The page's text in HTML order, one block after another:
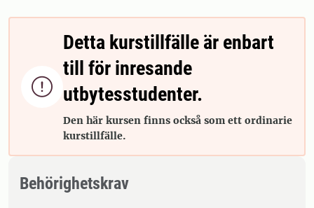

Detta kurstillfälle är enbart
till för inresande
utbytesstudenter.
Den här kursen finns också som ett ordinarie
kurstillfälle.
Behörighetskrav